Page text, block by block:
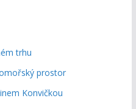
trhu
prostor
Konvičkou